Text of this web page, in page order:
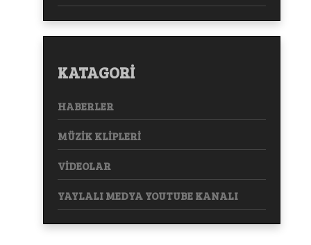
KATAGORİ
HABERLER
MÜZİK KLİPLERİ
VİDEOLAR
YAYLALI MEDYA YOUTUBE KANALI